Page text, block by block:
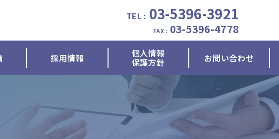
TEL : 03-5396-3921
FAX : 03-5396-4778
採用情報 個人情報
保護方針 お問い合わせ